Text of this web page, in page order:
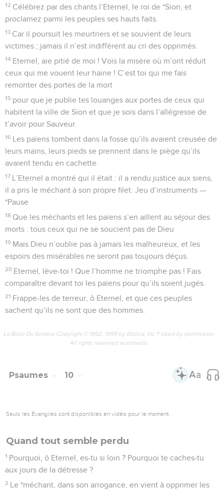
12 Célébrez par des chants l’Eternel, le roi de *Sion, et
proclamez parmi les peuples ses hauts faits.
13 Car il poursuit les meurtriers et se souvient de leurs
victimes ; jamais il n’est indifférent au cri des opprimés.
14 Eternel, aie pitié de moi ! Vois la misère où m’ont réduit
ceux qui me vouent leur haine ! C’est toi qui me fais
remonter des portes de la mort
15 pour que je publie tes louanges aux portes de ceux qui
habitent la ville de Sion et que je sois dans l’allégresse de
t’avoir pour Sauveur.
16 Les païens tombent dans la fosse qu’ils avaient creusée de
leurs mains, leurs pieds se prennent dans le piège qu’ils
avaient tendu en cachette.
17 L’Eternel a montré qui il était : il a rendu justice aux siens,
il a pris le méchant à son propre filet. Jeu d’instruments —
*Pause
18 Que les méchants et les païens s’en aillent au séjour des
morts : tous ceux qui ne se soucient pas de Dieu
19 Mais Dieu n’oublie pas à jamais les malheureux, et les
espoirs des misérables ne seront pas toujours déçus.
20 Eternel, lève-toi ! Que l’homme ne triomphe pas ! Fais
comparaître devant toi les païens pour qu’ils soient jugés.
21 Frappe-les de terreur, ô Eternel, et que ces peuples
sachent qu’ils ne sont que des hommes.
La Bible Du Semeur Copyright © 1992, 1999 by Biblica, Inc.® Used by permission.
All rights reserved worldwide.
Psaumes 10
Seuls les Évangiles sont disponibles en vidéo pour le moment.
Quand tout semble perdu
1 Pourquoi, ô Eternel, es-tu si loin ? Pourquoi te caches-tu
aux jours de la détresse ?
2 Le *méchant, dans son arrogance, en vient à opprimer les